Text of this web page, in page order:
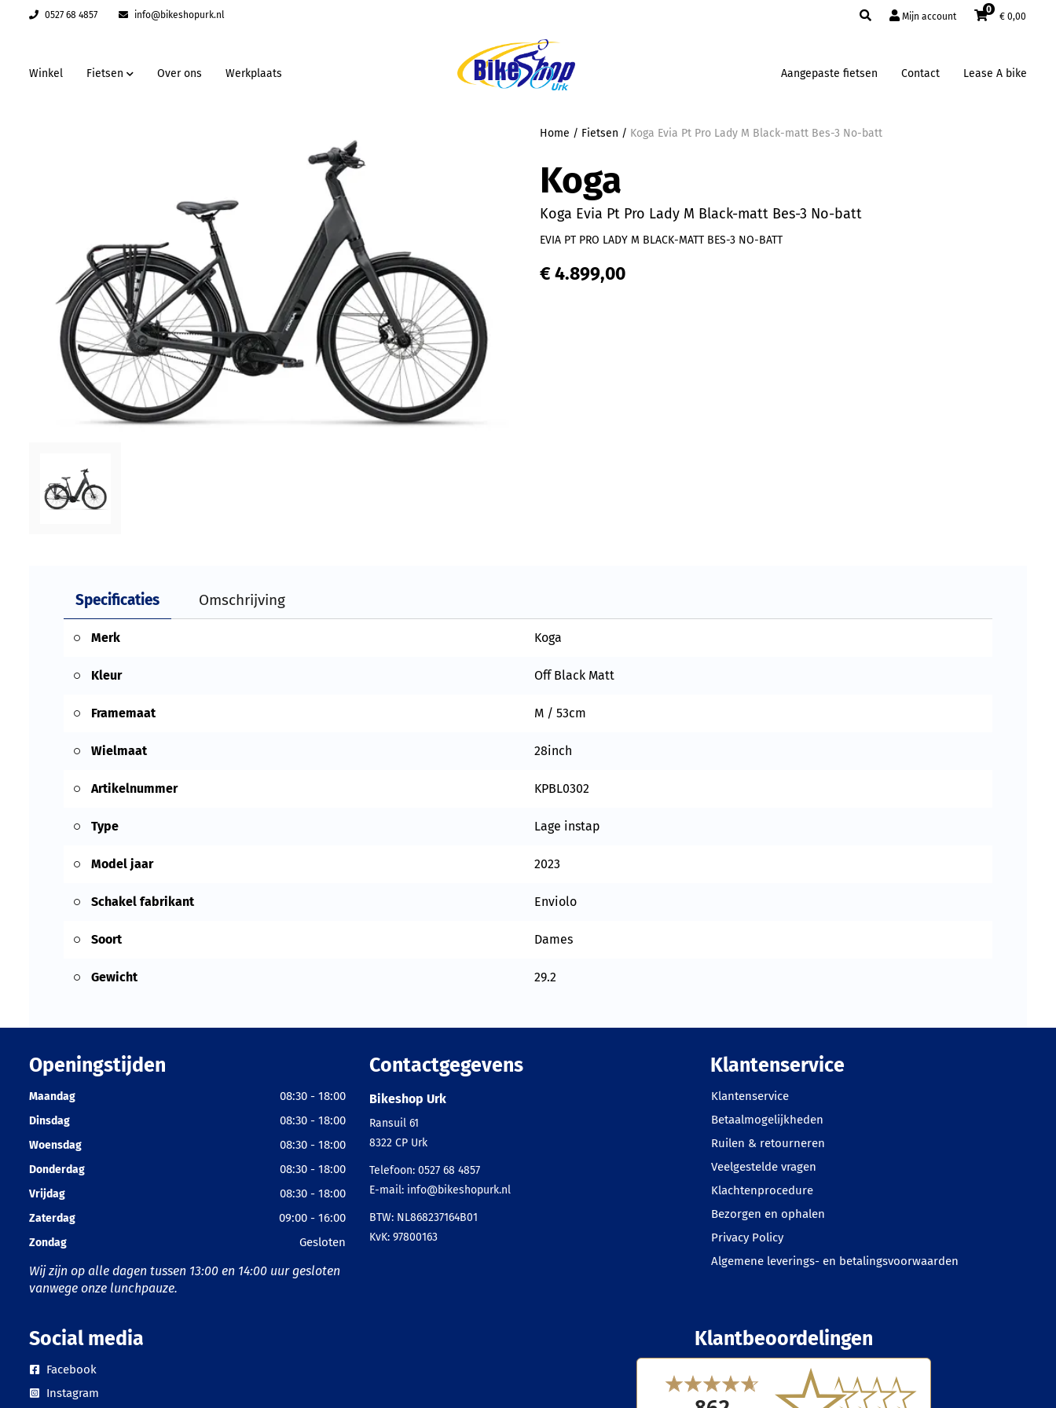
0527 68 4857 info@bikeshopurk.nl Mijn account
0
€ 0,00
Winkel Fietsen Over ons Werkplaats Aangepaste fietsen Contact Lease A bike
Home / Fietsen / Koga Evia Pt Pro Lady M Black-matt Bes-3 No-batt
Koga
Koga Evia Pt Pro Lady M Black-matt Bes-3 No-batt
EVIA PT PRO LADY M BLACK-MATT BES-3 NO-BATT
€ 4.899,00
Specificaties Omschrijving
Merk Koga
Kleur Off Black Matt
Framemaat M / 53cm
Wielmaat 28inch
Artikelnummer KPBL0302
Type Lage instap
Model jaar 2023
Schakel fabrikant Enviolo
Soort Dames
Gewicht 29.2
Openingstijden
Maandag 08:30 - 18:00
Dinsdag 08:30 - 18:00
Woensdag 08:30 - 18:00
Donderdag 08:30 - 18:00
Vrijdag 08:30 - 18:00
Zaterdag 09:00 - 16:00
Zondag Gesloten
Wij zijn op alle dagen tussen 13:00 en 14:00 uur gesloten
vanwege onze lunchpauze.
Contactgegevens
Bikeshop Urk
Ransuil 61
8322 CP Urk
Telefoon:0527 68 4857
E-mail: info@bikeshopurk.nl
BTW: NL868237164B01
KvK: 97800163
Klantenservice
Klantenservice
Betaalmogelijkheden
Ruilen & retourneren
Veelgestelde vragen
Klachtenprocedure
Bezorgen en ophalen
Privacy Policy
Algemene leverings- en betalingsvoorwaarden
Social media
Facebook
Instagram
Klantbeoordelingen